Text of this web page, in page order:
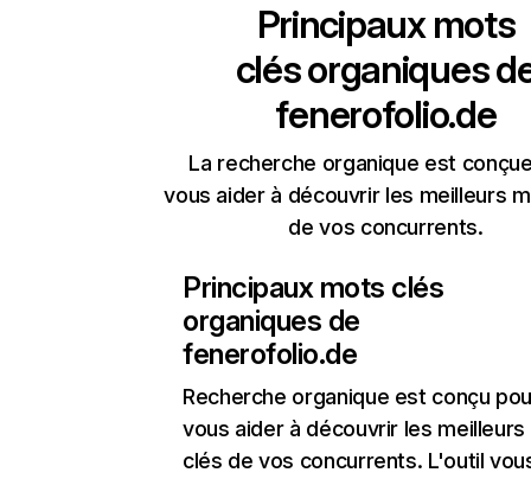
Principaux mots
clés organiques
fenerofolio.de
La recherche organique est
vous aider à découvrir les meilleurs
de vos concurrents.
Principaux mots clés
organiques de
fenerofolio.de
Recherche organique est conçu
vous aider à découvrir les
clés de vos concurrents. L'outil